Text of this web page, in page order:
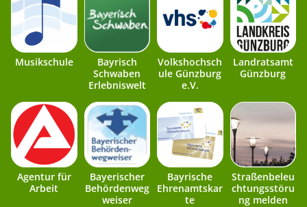
Musikschule
Bayrisch
Schwaben
Erlebniswelt
Volkshochsch
ule Günzburg
e.V.
Landratsamt
Günzburg
Agentur für
Arbeit
Bayerischer
Behördenweg
weiser
Bayrische
Ehrenamtskar
te
Straßenbeleu
chtungsstöru
ng melden